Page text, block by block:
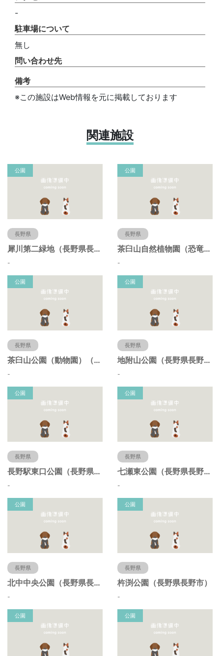
-
駐車場について
無し
問い合わせ先
備考
※この施設はWeb情報を元に掲載しております
関連施設
公園
長野県
犀川第二緑地（長野県長野市）
-
公園
長野県
茶臼山自然植物園（恐竜園）（長野県長野市）
-
公園
長野県
茶臼山公園（動物園）（長野県長野市）
-
公園
長野県
地附山公園（長野県長野市）
-
公園
長野県
長野駅東口公園（長野県長野市）
-
公園
長野県
七瀬東公園（長野県長野市）
-
公園
長野県
北中中央公園（長野県長野市）
-
公園
長野県
杵渕公園（長野県長野市）
-
公園 公園